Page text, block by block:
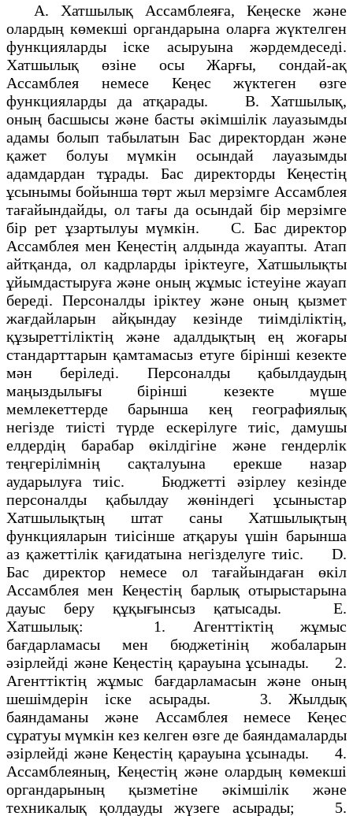
А. Хатшылық Ассамблеяға, Кеңеске және
олардың көмекші органдарына оларға жүктелген
функцияларды іске асыруына жәрдемдеседі.
Хатшылық өзіне осы Жарғы, сондай-ақ
Ассамблея немесе Кеңес жүктеген өзге
функцияларды да атқарады. В. Хатшылық,
оның басшысы және басты әкімшілік лауазымды
адамы болып табылатын Бас директордан және
қажет болуы мүмкін осындай лауазымды
адамдардан тұрады. Бас директорды Кеңестің
ұсынымы бойынша төрт жыл мерзімге Ассамблея
тағайындайды, ол тағы да осындай бір мерзімге
бір рет ұзартылуы мүмкін. С. Бас директор
Ассамблея мен Кеңестің алдында жауапты. Атап
айтқанда, ол кадрларды іріктеуге, Хатшылықты
ұйымдастыруға және оның жұмыс істеуіне жауап
береді. Персоналды іріктеу және оның қызмет
жағдайларын айқындау кезінде тиімділіктің,
құзыреттіліктің және адалдықтың ең жоғары
стандарттарын қамтамасыз етуге бірінші кезекте
мән беріледі. Персоналды қабылдаудың
маңыздылығы бірінші кезекте мүше
мемлекеттерде барынша кең географиялық
негізде тиісті түрде ескерілуге тиіс, дамушы
елдердің барабар өкілдігіне және гендерлік
теңгерілімнің сақталуына ерекше назар
аударылуға тиіс. Бюджетті әзірлеу кезінде
персоналды қабылдау жөніндегі ұсыныстар
Хатшылықтың штат саны Хатшылықтың
функцияларын тиісінше атқаруы үшін барынша
аз қажеттілік қағидатына негізделуге тиіс. D.
Бас директор немесе ол тағайындаған өкіл
Ассамблея мен Кеңестің барлық отырыстарына
дауыс беру құқығынсыз қатысады. Е.
Хатшылық: 1. Агенттіктің жұмыс
бағдарламасы мен бюджетінің жобаларын
әзірлейді және Кеңестің қарауына ұсынады. 2.
Агенттіктің жұмыс бағдарламасын және оның
шешімдерін іске асырады. 3. Жылдық
баяндаманы және Ассамблея немесе Кеңес
сұратуы мүмкін кез келген өзге де баяндамаларды
әзірлейді және Кеңестің қарауына ұсынады. 4.
Ассамблеяның, Кеңестің және олардың көмекші
органдарының қызметіне әкімшілік және
техникалық қолдауды жүзеге асырады; 5.